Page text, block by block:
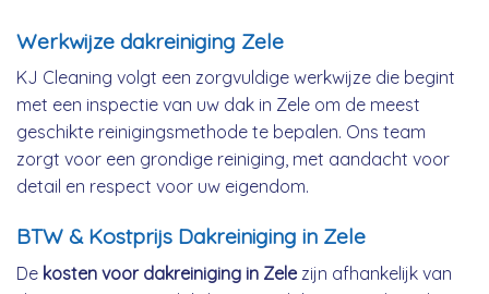
Werkwijze dakreiniging Zele
KJ Cleaning volgt een zorgvuldige werkwijze die begint
met een inspectie van uw dak in Zele om de meest
geschikte reinigingsmethode te bepalen. Ons team
zorgt voor een grondige reiniging, met aandacht voor
detail en respect voor uw eigendom.
BTW & Kostprijs Dakreiniging in Zele
De kosten voor dakreiniging in Zelezijn afhankelijk van